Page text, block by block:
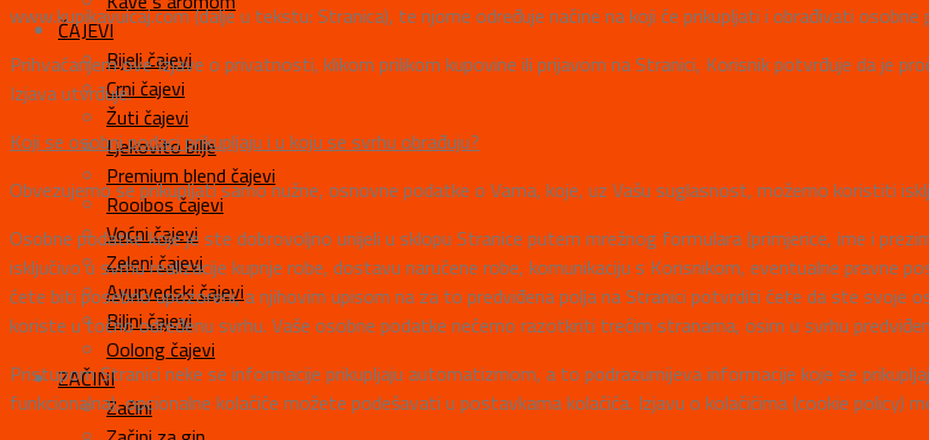
ČAJEVI
Bijeli čajevi
Crni čajevi
Žuti čajevi
Ljekovito bilje
Premium blend čajevi
Rooibos čajevi
Voćni čajevi
Zeleni čajevi
Ayurvedski čajevi
Biljni čajevi
Oolong čajevi
ZAČINI
Začini
www.kupikavuicaj.com (dalje u tekstu: Stranica), te njome određuje načine na koji će prikupljati i obrađivati
Prihvaćanjem ove Izjave o privatnosti, klikom prilikom kupovine ili prijavom na Stranici, Korisnik potvrđuje da je
Izjava utvrđuje.
Koji se osobni podaci prikupljaju i u koju se svrhu obrađuju?
Obvezujemo se prikupljati samo nužne, osnovne podatke o Vama, koje, uz Vašu suglasnost, možemo koristiti
Osobne podatke koje je ste dobrovoljno unijeli u sklopu Stranice putem mrežnog formulara (primjerice, ime i
isključivo u svrhu realizacije kupnje robe, dostavu naručene robe, komunikaciju s Korisnikom, eventualne pravne
ćete biti posebno upozoreni, a njihovim upisom na za to predviđena polja na Stranici potvrditi ćete da ste
koriste u točno određenu svrhu. Vaše osobne podatke nećemo razotkriti trećim stranama, osim u svrhu
Pristupom Stranici neke se informacije prikupljaju automatizmom, a to podrazumijeva informacije koje se
funkcionalna), opcionalne kolačiće možete podešavati u postavkama kolačića. Izjavu o kolačićima (cookie policy)